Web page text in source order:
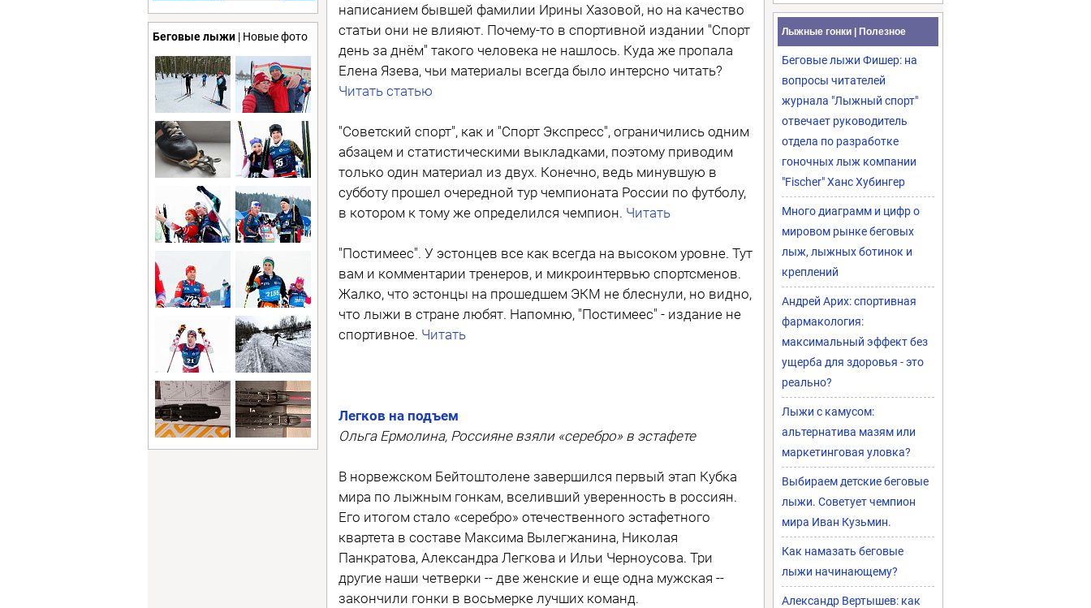
Беговые лыжи | Новые фото
написанием бывшей фамилии Ирины Хазовой, но на качество
статьи они не влияют. Почему-то в спортивной издании "Спорт
день за днём" такого человека не нашлось. Куда же пропала
Елена Язева, чьи материалы всегда было интерсно читать?
Читать статью
"Советский спорт", как и "Спорт Экспресс", ограничились одним
абзацем и статистическими выкладками, поэтому приводим
только один материал из двух. Конечно, ведь минувшую в
субботу прошел очередной тур чемпионата России по футболу,
в котором к тому же определился чемпион. Читать
"Постимеес". У эстонцев все как всегда на высоком уровне. Тут
вам и комментарии тренеров, и микроинтервью спортсменов.
Жалко, что эстонцы на прошедшем ЭКМ не блеснули, но видно,
что лыжи в стране любят. Напомню, "Постимеес" - издание не
спортивное. Читать
Легков на подъем
Ольга Ермолина, Россияне взяли «серебро» в эстафете
В норвежском Бейтоштолене завершился первый этап Кубка
мира по лыжным гонкам, вселивший уверенность в россиян.
Его итогом стало «серебро» отечественного эстафетного
квартета в составе Максима Вылегжанина, Николая
Панкратова, Александра Легкова и Ильи Черноусова. Три
другие наши четверки -- две женские и еще одна мужская --
закончили гонки в восьмерке лучших команд.
Лыжные гонки | Полезное
Беговые лыжи Фишер: на
вопросы читателей
журнала "Лыжный спорт"
отвечает руководитель
отдела по разработке
гоночных лыж компании
"Fischer" Ханс Хубингер
Много диаграмм и цифр о
мировом рынке беговых
лыж, лыжных ботинок и
креплений
Андрей Арих: спортивная
фармакология:
максимальный эффект без
ущерба для здоровья - это
реально?
Лыжи с камусом:
альтернатива мазям или
маркетинговая уловка?
Выбираем детские беговые
лыжи. Советует чемпион
мира Иван Кузьмин.
Как намазать беговые
лыжи начинающему?
Александр Вертышев: как